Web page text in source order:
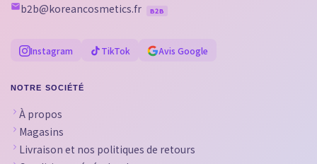
b2b@koreancosmetics.fr
B2B
Instagram TikTok Avis Google
NOTRE SOCIÉTÉ
À propos
Magasins
Livraison et nos politiques de retours